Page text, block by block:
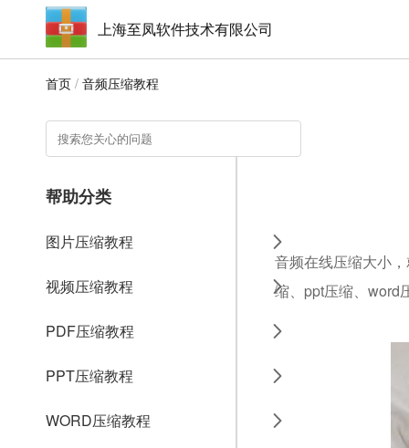
上海至凤软件技术有限公司
首页 / 音频压缩教程
帮助分类
图片压缩教程
视频压缩教程
PDF压缩教程
PPT压缩教程
WORD压缩教程
音频在线压缩大小
缩、ppt压缩、word